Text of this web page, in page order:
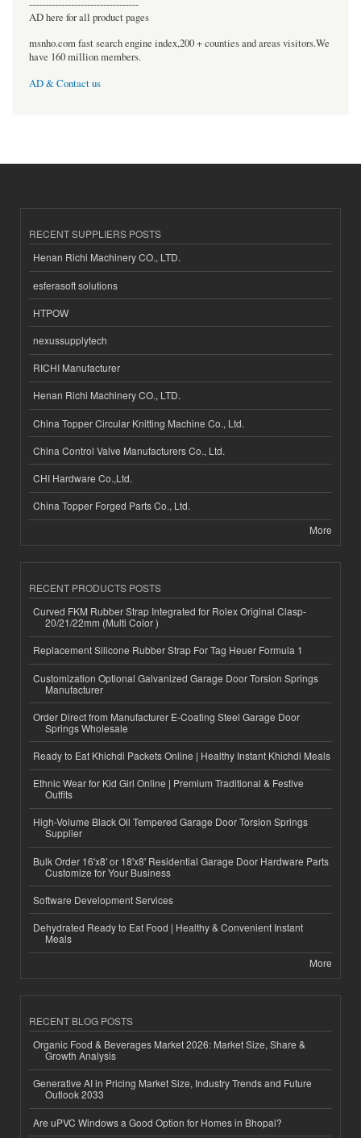
----------------------------------
AD here for all product pages
msnho.com fast search engine index,200 + counties and areas visitors.We
have 160 million members.
AD & Contact us
RECENT SUPPLIERS POSTS
Henan Richi Machinery CO., LTD.
esferasoft solutions
HTPOW
nexussupplytech
RICHI Manufacturer
Henan Richi Machinery CO., LTD.
China Topper Circular Knitting Machine Co., Ltd.
China Control Valve Manufacturers Co., Ltd.
CHI Hardware Co.,Ltd.
China Topper Forged Parts Co., Ltd.
More
RECENT PRODUCTS POSTS
Curved FKM Rubber Strap Integrated for Rolex Original Clasp-
20/21/22mm (Multi Color )
Replacement Silicone Rubber Strap For Tag Heuer Formula 1
Customization Optional Galvanized Garage Door Torsion Springs
Manufacturer
Order Direct from Manufacturer E-Coating Steel Garage Door
Springs Wholesale
Ready to Eat Khichdi Packets Online | Healthy Instant Khichdi Meals
Ethnic Wear for Kid Girl Online | Premium Traditional & Festive
Outfits
High-Volume Black Oil Tempered Garage Door Torsion Springs
Supplier
Bulk Order 16'x8' or 18'x8' Residential Garage Door Hardware Parts
Customize for Your Business
Software Development Services
Dehydrated Ready to Eat Food | Healthy & Convenient Instant
Meals
More
RECENT BLOG POSTS
Organic Food & Beverages Market 2026: Market Size, Share &
Growth Analysis
Generative AI in Pricing Market Size, Industry Trends and Future
Outlook 2033
Are uPVC Windows a Good Option for Homes in Bhopal?